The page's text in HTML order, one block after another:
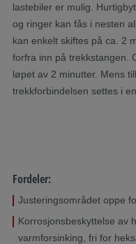
lastebiler er mulig.
og ringer kan fås i nesten
kan enkelt skiftes på ca. 2
forfra inn på trekkstangen.
løpet av 2 minutter. Mens
trekkforbindelsen settes i
Fordeler:
Justeringsområdet oppe
Korrosjonsbeskyttelse av
varmforsinking, fri for